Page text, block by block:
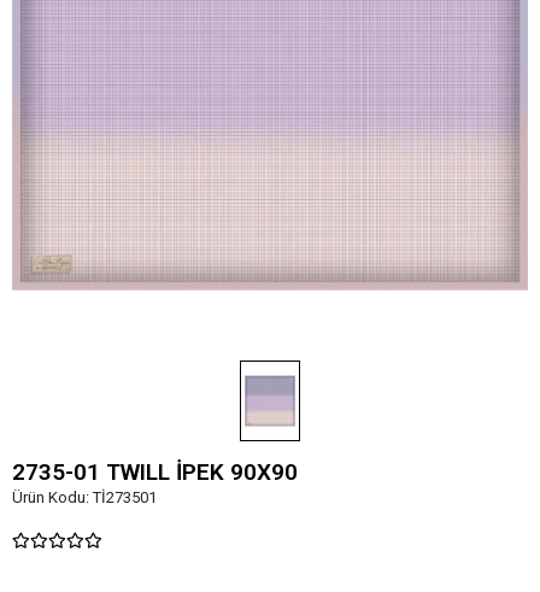
2735-01 TWILL İPEK 90X90
Ürün Kodu:Tİ273501